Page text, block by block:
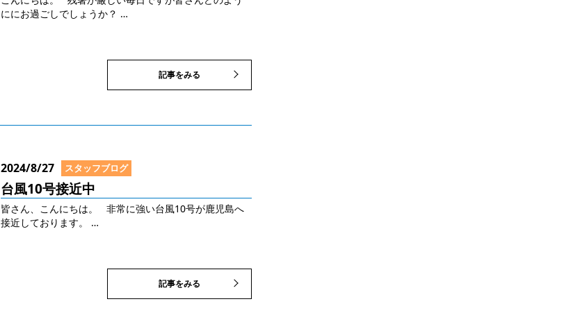
ににお過ごしでしょうか？ …
記事をみる
2024/8/27 スタッフブログ
台風10号接近中
皆さん、こんにちは。 非常に強い台風10号が鹿児島へ
接近しております。 …
記事をみる